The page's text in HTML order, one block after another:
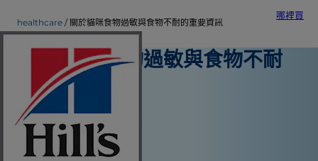
哪裡買
healthcare 關於貓咪食物過敏與食物不耐的重要資訊
關於貓咪食物過敏與食物不耐
的重要資訊
寵物保健
希爾思內部作者
2015年8月22日